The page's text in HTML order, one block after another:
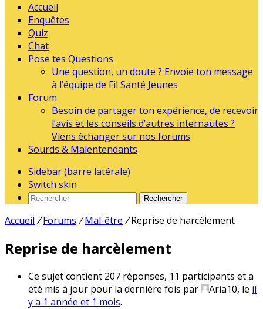
Accueil
Enquêtes
Quiz
Chat
Pose tes Questions
Une question, un doute ? Envoie ton message
à l’équipe de Fil Santé Jeunes
Forum
Besoin de partager ton expérience, de recevoir
l’avis et les conseils d’autres internautes ?
Viens échanger sur nos forums
Sourds & Malentendants
Sidebar (barre latérale)
Switch skin
Rechercher
Accueil / Forums / Mal-être / Reprise de harcèlement
Reprise de harcèlement
Ce sujet contient 207 réponses, 11 participants et a
été mis à jour pour la dernière fois par
Aria10, le il
y a 1 année et 1 mois.